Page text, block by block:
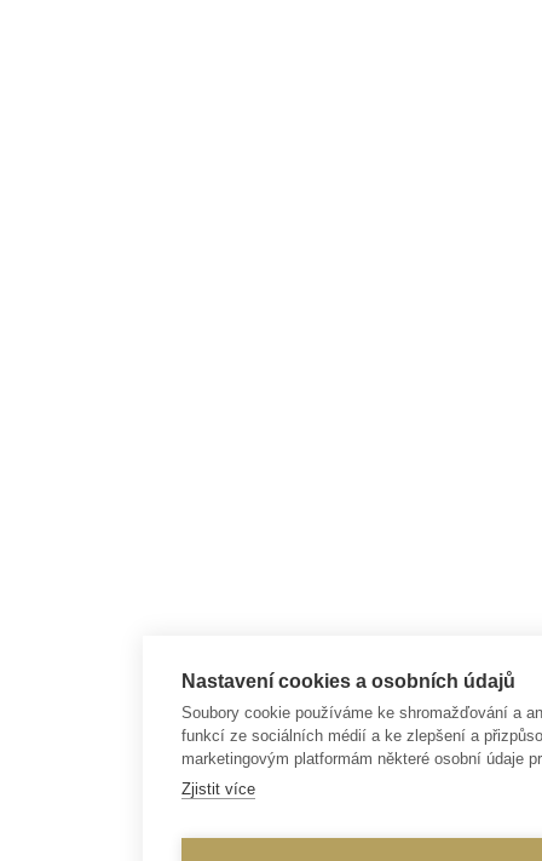
Nastavení cookies a osobních údajů
Soubory cookie používáme ke shromažďování a
funkcí ze sociálních médií a ke zlepšení a
marketingovým platformám některé osobní údaje
Zjistit více